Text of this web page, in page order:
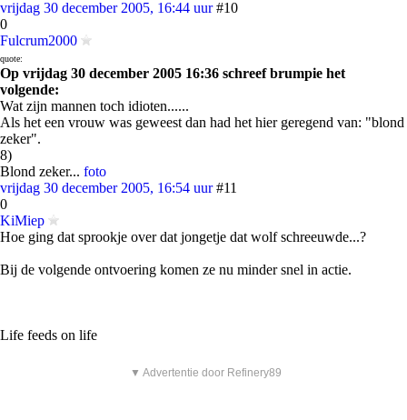
vrijdag 30 december 2005, 16:44 uur #10
0
Fulcrum2000
quote:
Op vrijdag 30 december 2005 16:36 schreef brumpie het
volgende:
Wat zijn mannen toch idioten......
Als het een vrouw was geweest dan had het hier geregend van: "blond
zeker".
8)
Blond zeker... foto
vrijdag 30 december 2005, 16:54 uur #11
0
KiMiep
Hoe ging dat sprookje over dat jongetje dat wolf schreeuwde...?
Bij de volgende ontvoering komen ze nu minder snel in actie.
Life feeds on life
▼ Advertentie door Refinery89